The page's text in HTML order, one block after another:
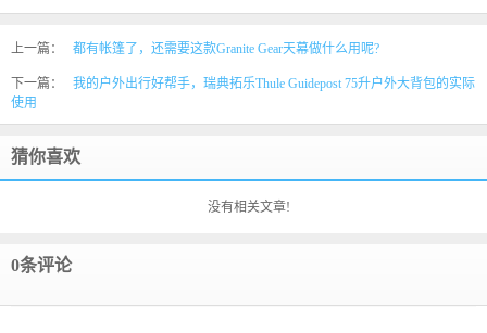
上一篇： 都有帐篷了，还需要这款Granite Gear天幕做什么用呢?
下一篇：
我的户外出行好帮手，瑞典拓乐Thule Guidepost 75升户外大背包的实际
使用
猜你喜欢
没有相关文章!
0条评论